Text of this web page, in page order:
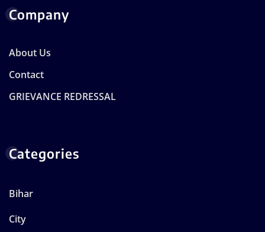
Company
About Us
Contact
GRIEVANCE REDRESSAL
Categories
Bihar
City